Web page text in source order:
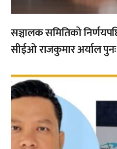
सञ्चालक समितिको
सीईओ राजकुमार अर्याल पुनः
,